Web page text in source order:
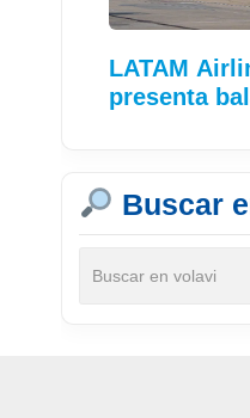
LATAM
presenta
Buscar